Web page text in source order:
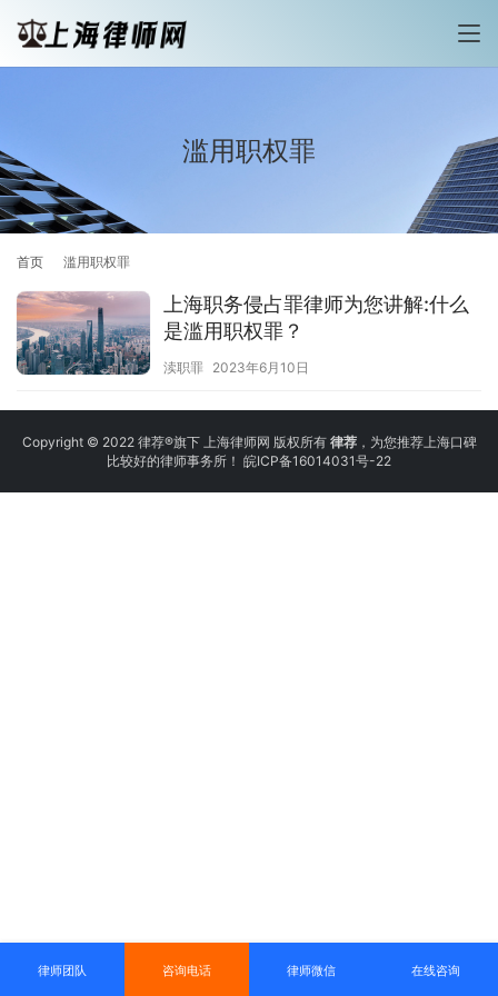
滥用职权罪
首页 滥用职权罪
上海职务侵占罪律师为您讲解:什么
是滥用职权罪？
渎职罪 2023年6月10日
Copyright © 2022 律荐®旗下 上海律师网 版权所有 律荐，为您推荐上海口碑
比较好的律师事务所！ 皖ICP备16014031号-22
律师团队 咨询电话 律师微信 在线咨询